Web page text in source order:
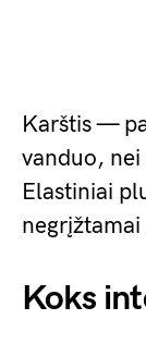
Karštis —
vanduo,
Elastiniai
Koks